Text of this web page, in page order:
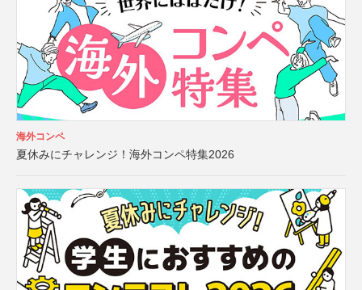
海外コンペ
夏休みにチャレンジ！海外コンペ特集2026